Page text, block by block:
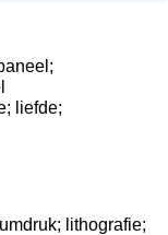
liefde;
lithografie;